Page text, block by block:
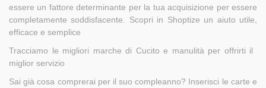
essere un fattore determinante per la tua acquisizione per essere
completamente soddisfacente. Scopri in Shoptize un aiuto utile,
efficace e semplice
Tracciamo le migliori marche di Cucito e manulità per offrirti il ​​
miglior servizio
Sai già cosa comprerai per il suo compleanno? Inserisci le carte e